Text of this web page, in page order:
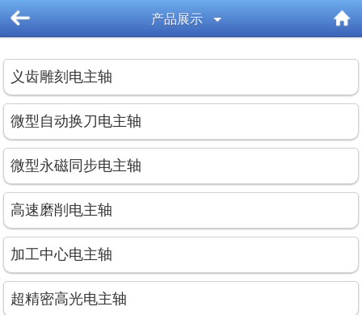
产品展示
义齿雕刻电主轴
微型自动换刀电主轴
微型永磁同步电主轴
高速磨削电主轴
加工中心电主轴
超精密高光电主轴